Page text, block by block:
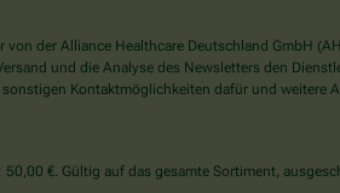
der Alliance Healthcare Deutschland GmbH
und die Analyse des Newsletters den
Kontaktmöglichkeiten dafür und weitere
€. Gültig auf das gesamte Sortiment,